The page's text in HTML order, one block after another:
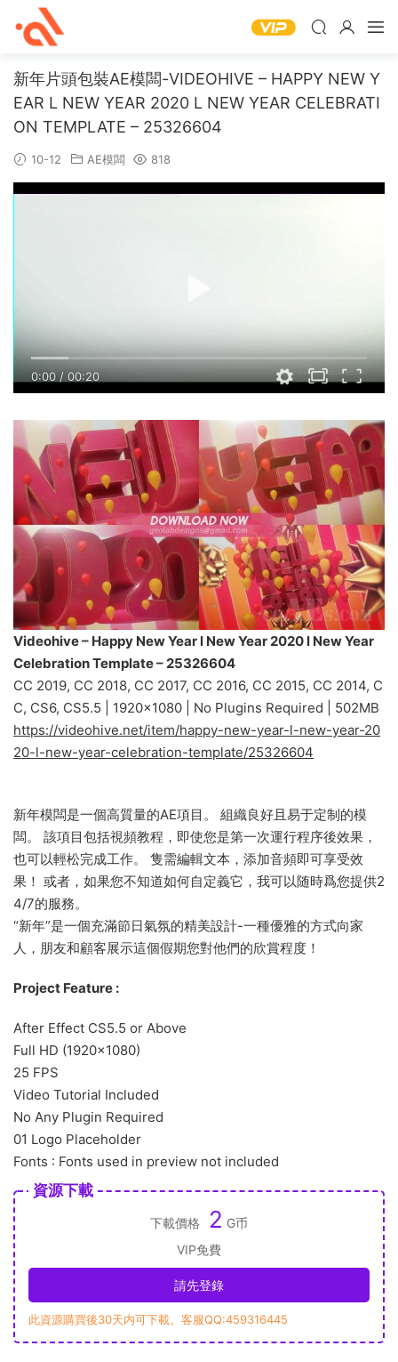
新年片頭包裝AE模闆-VIDEOHIVE – HAPPY NEW Y
EAR L NEW YEAR 2020 L NEW YEAR CELEBRATI
ON TEMPLATE – 25326604
10-12 AE模闆 818
0:00/00:20
Videohive – Happy New Year l New Year 2020 l New Year
Celebration Template – 25326604
CC 2019, CC 2018, CC 2017, CC 2016, CC 2015, CC 2014, C
C, CS6, CS5.5 | 1920×1080 | No Plugins Required | 502MB
https://videohive.net/item/happy-new-year-l-new-year-20
20-l-new-year-celebration-template/25326604
新年模闆是一個高質量的AE項目。 組織良好且易于定制的模
闆。 該項目包括視頻教程，即使您是第一次運行程序後效果，
也可以輕松完成工作。 隻需編輯文本，添加音頻即可享受效
果！ 或者，如果您不知道如何自定義它，我可以随時爲您提供2
4/7的服務。
“新年”是一個充滿節日氣氛的精美設計-一種優雅的方式向家
人，朋友和顧客展示這個假期您對他們的欣賞程度！
Project Feature :
After Effect CS5.5 or Above
Full HD (1920×1080)
25 FPS
Video Tutorial Included
No Any Plugin Required
01 Logo Placeholder
Fonts : Fonts used in preview not included
資源下載
下載價格 2 G币
VIP免費
請先登錄
此資源購買後30天内可下載。客服QQ:459316445